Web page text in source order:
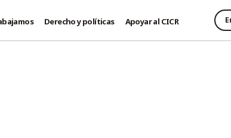
Derecho y políticas Apoyar al CICR